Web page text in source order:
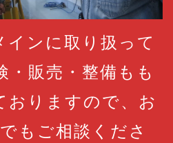
インに取り扱って
・販売・整備もも
おりますので、お
もご相談くださ